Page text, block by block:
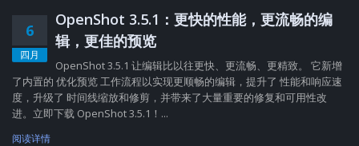
6
四月
OpenShot 3.5.1：更快的性能，更流畅的编
辑，更佳的预览
OpenShot 3.5.1 让编辑比以往更快、更流畅、更精致。 它新增
了内置的 优化预览 工作流程以实现更顺畅的编辑，提升了 性能和响应速
度，升级了 时间线缩放和修剪，并带来了大量重要的修复和可用性改
进。立即下载 OpenShot 3.5.1！...
阅读详情